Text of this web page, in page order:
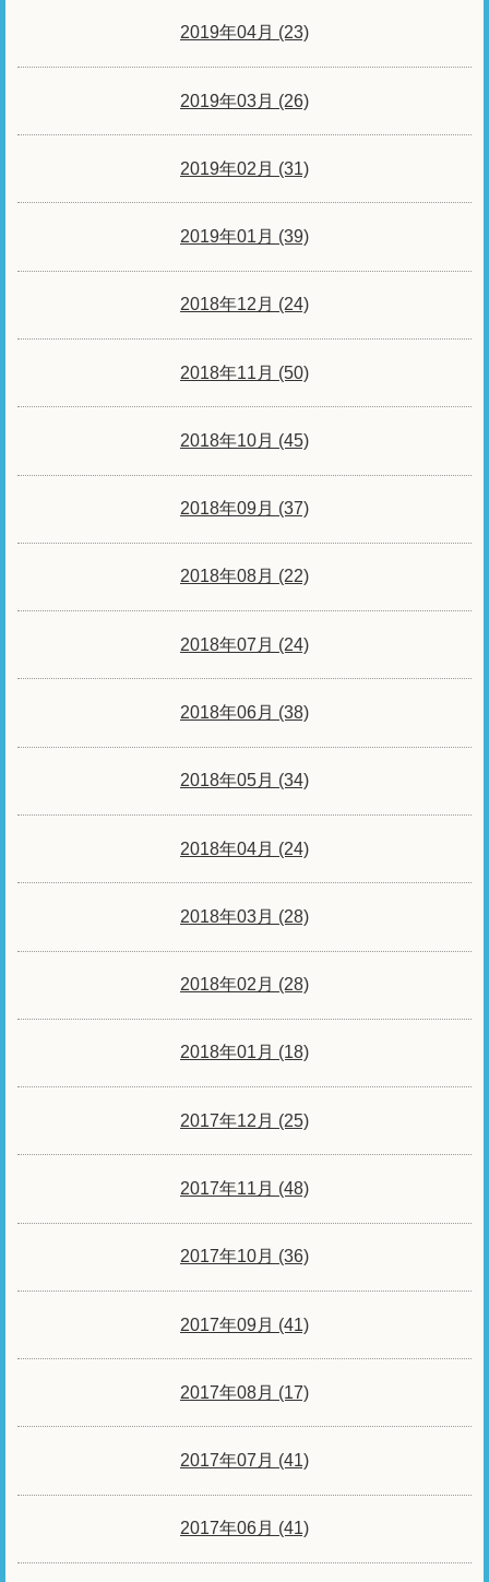
2019年04月 (23)
2019年03月 (26)
2019年02月 (31)
2019年01月 (39)
2018年12月 (24)
2018年11月 (50)
2018年10月 (45)
2018年09月 (37)
2018年08月 (22)
2018年07月 (24)
2018年06月 (38)
2018年05月 (34)
2018年04月 (24)
2018年03月 (28)
2018年02月 (28)
2018年01月 (18)
2017年12月 (25)
2017年11月 (48)
2017年10月 (36)
2017年09月 (41)
2017年08月 (17)
2017年07月 (41)
2017年06月 (41)